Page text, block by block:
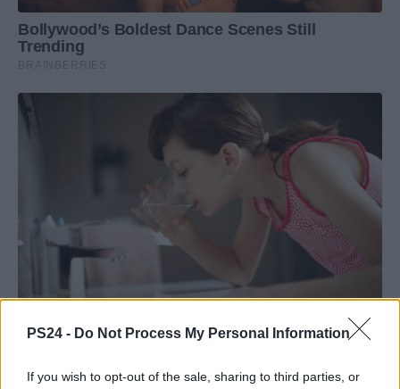
PS24 - Do Not Process My Personal Information
If you wish to opt-out of the sale, sharing to third parties, or